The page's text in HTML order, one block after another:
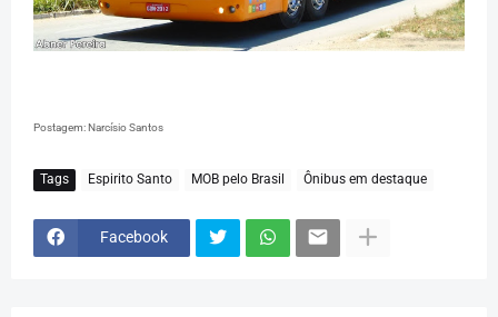
Postagem: Narcísio Santos
Tags Espirito Santo MOB pelo Brasil Ônibus em destaque
Facebook